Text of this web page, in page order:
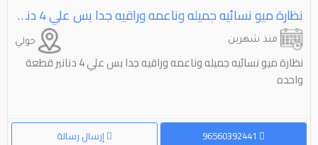
نظارة ميو نسائيه جميله وناعمه وراقيه جدا بس علي ⁦⁦4⁩⁩ دنانير قطعة واحده
حولي منذ شهرين
نظارة ميو نسائيه جميله وناعمه وراقيه جدا بس علي 4 دنانير قطعة
واحده
إرسال رسالة